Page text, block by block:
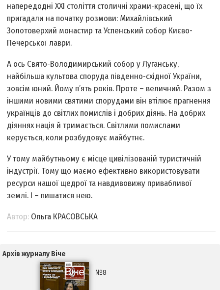
напередодні XXI століття столичні храми-красені, що їх
пригадали на початку розмови: Михайлівський
Золотоверхий монастир та Успенський собор Києво-
Печерської лаври.
А ось Свято-Володимирський собор у Луганську,
найбільша культова споруда південно-східної України,
зовсім юний. Йому п’ять років. Проте – величний. Разом з
іншими новими святими спорудами він втілює прагнення
українців до світлих помислів і добрих діянь. На добрих
діяннях нація й тримається. Світлими помислами
керується, коли розбудовує майбутнє.
У тому майбутньому є місце цивілізованій туристичній
індустрії. Тому що маємо ефективно використовувати
ресурси нашої щедрої та навдивовижу привабливої
землі. І – пишатися нею.
Автор: Ольга КРАСОВСЬКА
Архів журналу Віче
№8